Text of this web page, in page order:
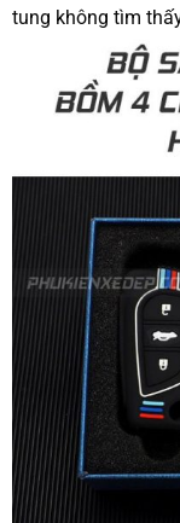
tung không tìm